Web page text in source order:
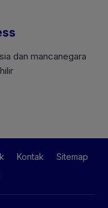
dan mancanegara
Kontak
Sitemap